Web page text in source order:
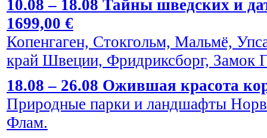
10.08 – 18.08 Тайны шведских и
1699,00 €
Копенгаген, Стокгольм, Мальмё,
край Швеции, Фридриксборг, Замок
18.08 – 26.08 Ожившая красота
Природные парки и ландшафты
Флам.